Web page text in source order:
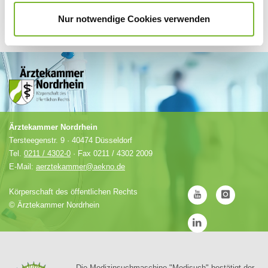
Nur notwendige Cookies verwenden
Ärztekammer Nordrhein
Tersteegenstr. 9 · 40474 Düsseldorf
Tel. 0211 / 4302-0 · Fax 0211 / 4302 2009
E-Mail: aerztekammer@aekno.de
Körperschaft des öffentlichen Rechts
© Ärztekammer Nordrhein